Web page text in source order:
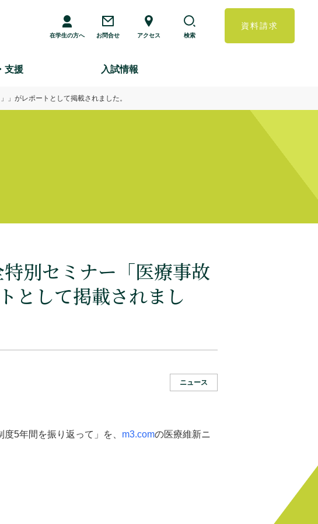
在学生の方へ お問合せ アクセス 検索
資料請求
支援 入試情報
」がレポートとして掲載されました。
別セミナー「医療事故
として掲載されまし
ニュース
5年間を振り返って」を、 m3.comの医療維新ニ